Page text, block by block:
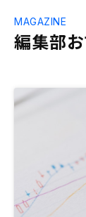
編集部
MAGAZINE